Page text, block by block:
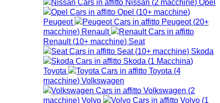
Opel (10+ macchine)
Peugeot
Peugeot (20+
macchine) Renault
Renault (10+ macchine) Seat
Seat (10+ macchine) Skoda
Skoda (1 Macchina)
Toyota
Toyota (4
macchine) Volkswagen
Volkswagen (2
macchine) Volvo Volvo (1